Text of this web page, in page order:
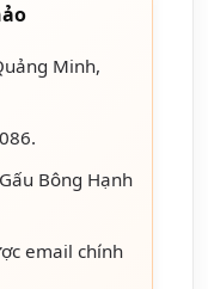
Minh,
Bông Hạnh
email chính